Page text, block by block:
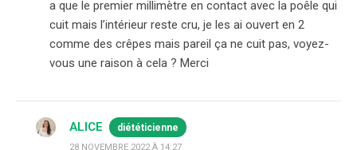
a que le premier millimètre en contact avec la poêle qui
cuit mais l’intérieur reste cru, je les ai ouvert en 2
comme des crêpes mais pareil ça ne cuit pas, voyez-
vous une raison à cela ? Merci
ALICE diététicienne
28 NOVEMBRE 2022 À 14:27